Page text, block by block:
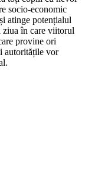
socio-economic
atinge potențialul
ziua în care viitorul
provine ori
autoritățile vor